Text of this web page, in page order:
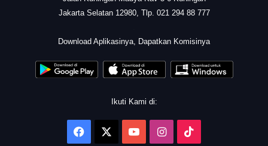
Jakarta Selatan 12980, Tlp. 021 294 88 777
Download Aplikasinya, Dapatkan Komisinya
Ikuti Kami di:
Facebook YouTubeInstagram